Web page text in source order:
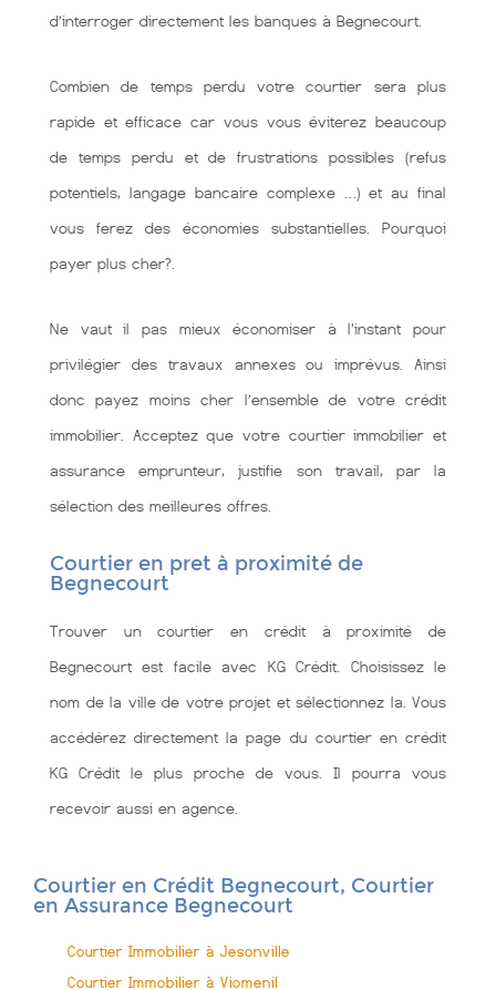
d’interroger directement les banques à Begnecourt.
Combien de temps perdu votre courtier sera plus
rapide et efficace car vous vous éviterez beaucoup
de temps perdu et de frustrations possibles (refus
potentiels, langage bancaire complexe …) et au final
vous ferez des économies substantielles. Pourquoi
payer plus cher?.
Ne vaut il pas mieux économiser à l'instant pour
privilégier des travaux annexes ou imprévus. Ainsi
donc payez moins cher l’ensemble de votre crédit
immobilier. Acceptez que votre courtier immobilier et
assurance emprunteur, justifie son travail, par la
sélection des meilleures offres.
Courtier en pret à proximité de
Begnecourt
Trouver un courtier en crédit à proximité de
Begnecourt est facile avec KG Crédit. Choisissez le
nom de la ville de votre projet et sélectionnez la. Vous
accédérez directement la page du courtier en crédit
KG Crédit le plus proche de vous. Il pourra vous
recevoir aussi en agence.
Courtier en Crédit Begnecourt, Courtier
en Assurance Begnecourt
Courtier Immobilier à Jesonville
Courtier Immobilier à Viomenil